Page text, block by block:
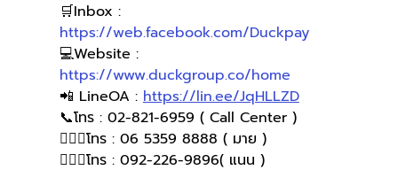
🛒Inbox :
https://web.facebook.com/Duckpay
💻Website :
https://www.duckgroup.co/home
📲 LineOA : https://lin.ee/JqHLLZD
📞โทร : 02-821-6959 ( Call Center )
🙋🏻‍♀️โทร : 06 5359 8888 ( มาย )
🙋🏻‍♀️โทร : 092-226-9896( แนน )